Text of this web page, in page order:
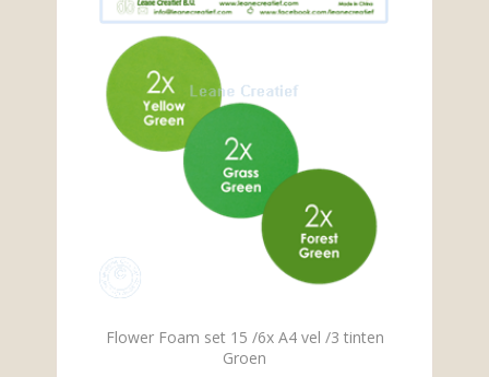
Flower Foam set 15 /6x A4 vel /3 tinten
Groen